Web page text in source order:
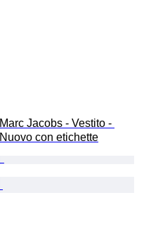
Marc Jacobs - Vestito -
Nuovo con etichette